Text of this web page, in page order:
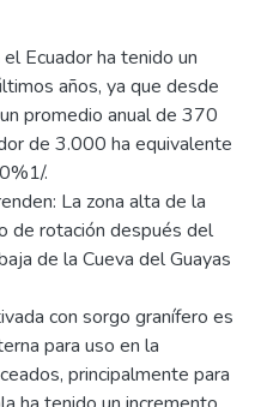
Ecuador ha tenido un
años, ya que desde
promedio anual de 370
de 3.000 ha equivalente
.
La zona alta de la
de rotación después del
de la Cueva del Guayas
con sorgo granífero es
para uso en la
principalmente para